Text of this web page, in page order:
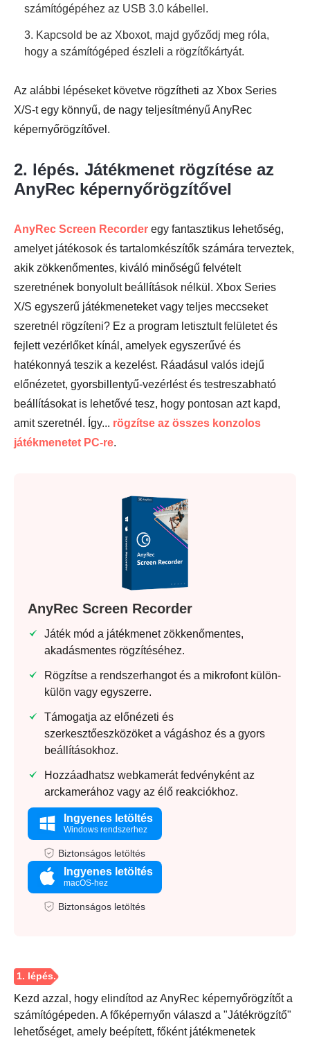
számítógépéhez az USB 3.0 kábellel.
3. Kapcsold be az Xboxot, majd győződj meg róla,
hogy a számítógéped észleli a rögzítőkártyát.
Az alábbi lépéseket követve rögzítheti az Xbox Series
X/S-t egy könnyű, de nagy teljesítményű AnyRec
képernyőrögzítővel.
2. lépés. Játékmenet rögzítése az
AnyRec képernyőrögzítővel
AnyRec Screen Recorder egy fantasztikus lehetőség,
amelyet játékosok és tartalomkészítők számára terveztek,
akik zökkenőmentes, kiváló minőségű felvételt
szeretnének bonyolult beállítások nélkül. Xbox Series
X/S egyszerű játékmeneteket vagy teljes meccseket
szeretnél rögzíteni? Ez a program letisztult felületet és
fejlett vezérlőket kínál, amelyek egyszerűvé és
hatékonnyá teszik a kezelést. Ráadásul valós idejű
előnézetet, gyorsbillentyű-vezérlést és testreszabható
beállításokat is lehetővé tesz, hogy pontosan azt kapd,
amit szeretnél. Így... rögzítse az összes konzolos
játékmenetet PC-re.
AnyRec Screen Recorder
Játék mód a játékmenet zökkenőmentes,
akadásmentes rögzítéséhez.
Rögzítse a rendszerhangot és a mikrofont külön-
külön vagy egyszerre.
Támogatja az előnézeti és
szerkesztőeszközöket a vágáshoz és a gyors
beállításokhoz.
Hozzáadhatsz webkamerát fedvényként az
arckamerához vagy az élő reakciókhoz.
Ingyenes letöltés
Windows rendszerhez
Biztonságos letöltés
Ingyenes letöltés
macOS-hez
Biztonságos letöltés
Kezd azzal, hogy elindítod az AnyRec képernyőrögzítőt a
számítógépeden. A főképernyőn válaszd a "Játékrögzítő"
lehetőséget, amely beépített, főként játékmenetek